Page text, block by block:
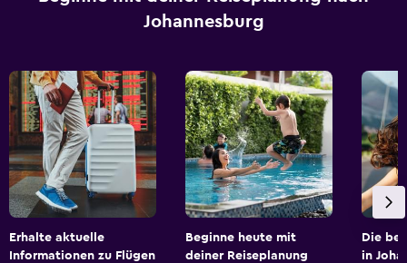
Johannesburg
Erhalte aktuelle
Informationen zu Flügen
Beginne heute mit
deiner Reiseplanung
Die
in